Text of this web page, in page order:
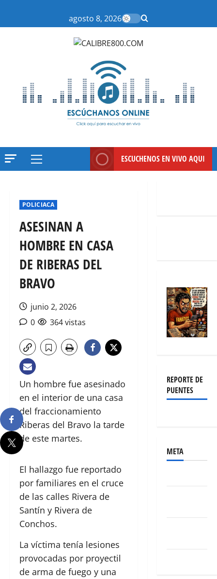
contenido
agosto 8, 2026
Menú
ESCUCHENOS EN VIVO AQUI
POLICIACA
ASESINAN A
HOMBRE EN CASA
DE RIBERAS DEL
BRAVO
junio 2, 2026
0
364 vistas
Un hombre fue asesinado
en el interior de una casa
del fraccionamiento
Riberas del Bravo la tarde
de este martes.
El hallazgo fue reportado
por familiares en el cruce
de las calles Rivera de
Santín y Rivera de
Conchos.
La víctima tenía lesiones
provocadas por proyectil
de arma de fuego y una
REPORTE DE
PUENTES
META